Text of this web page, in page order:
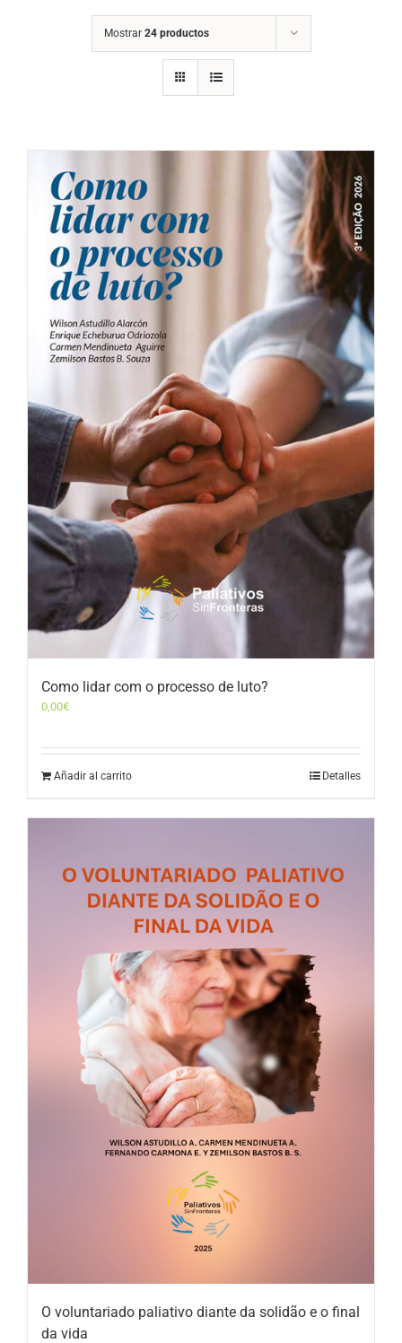
Mostrar 24 productos
Como lidar com o processo de luto?
0,00€
Añadir al carrito Detalles
O voluntariado paliativo diante da solidão e o final
da vida